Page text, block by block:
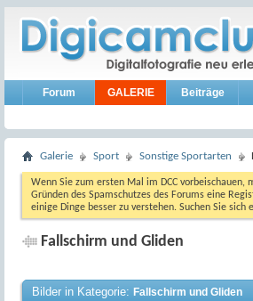
Forum GALERIE Beiträge
Galerie Sport Sonstige Sportarten
Wenn Sie zum ersten Mal im DCC vorbeischauen,
Gründen des Spamschutzes des Forums eine
einige Dinge besser zu verstehen. Suchen Sie
Fallschirm und Gliden
Bilder in Kategorie: Fallschirm und Gliden